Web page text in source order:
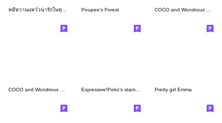
Poupee's Forest
Pretty girl Emma